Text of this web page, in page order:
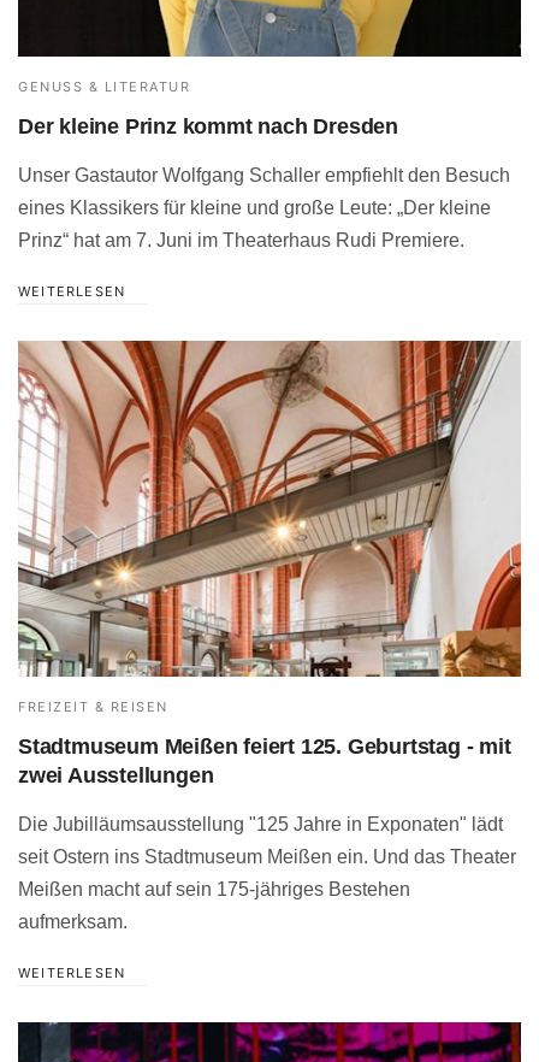
GENUSS & LITERATUR
Der kleine Prinz kommt nach Dresden
Unser Gastautor Wolfgang Schaller empfiehlt den Besuch
eines Klassikers für kleine und große Leute: „Der kleine
Prinz“ hat am 7. Juni im Theaterhaus Rudi Premiere.
WEITERLESEN
FREIZEIT & REISEN
Stadtmuseum Meißen feiert 125. Geburtstag - mit
zwei Ausstellungen
Die Jubilläumsausstellung "125 Jahre in Exponaten" lädt
seit Ostern ins Stadtmuseum Meißen ein. Und das Theater
Meißen macht auf sein 175-jähriges Bestehen
aufmerksam.
WEITERLESEN